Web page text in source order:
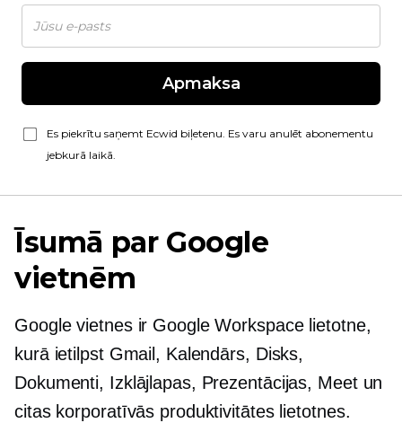
Apmaksa
Es piekrītu saņemt Ecwid biļetenu. Es varu anulēt abonementu
jebkurā laikā.
Īsumā par Google
vietnēm
Google vietnes ir Google Workspace lietotne,
kurā ietilpst Gmail, Kalendārs, Disks,
Dokumenti, Izklājlapas, Prezentācijas, Meet un
citas korporatīvās produktivitātes lietotnes.